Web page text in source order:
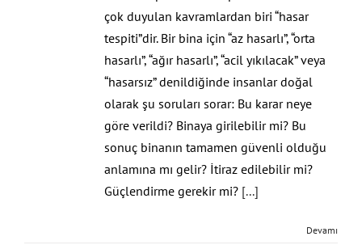
çok duyulan kavramlardan biri “hasar
tespiti”dir. Bir bina için “az hasarlı”, “orta
hasarlı”, “ağır hasarlı”, “acil yıkılacak” veya
“hasarsız” denildiğinde insanlar doğal
olarak şu soruları sorar: Bu karar neye
göre verildi? Binaya girilebilir mi? Bu
sonuç binanın tamamen güvenli olduğu
anlamına mı gelir? İtiraz edilebilir mi?
Güçlendirme gerekir mi? [...]
Devamı